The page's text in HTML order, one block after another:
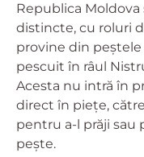
Republica
distincte, cu roluri
provine din
pescuit în râul
Acesta nu intră în
direct în piețe,
pentru a-l prăji sau
pește.